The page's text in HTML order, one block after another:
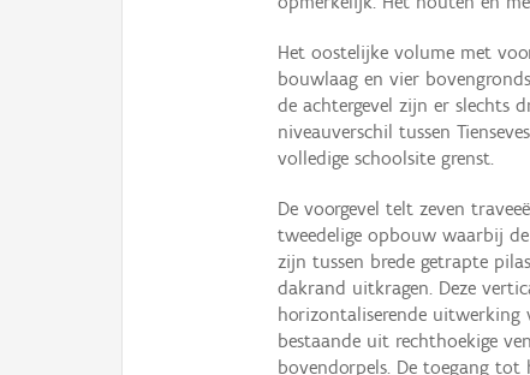
Het oostelijke volume met
bouwlaag en vier
de achtergevel zijn er slechts
niveauverschil tussen
volledige schoolsite grenst.
De voorgevel telt zeven
tweedelige opbouw waarbij
zijn tussen brede getrapte
dakrand uitkragen. Deze
horizontaliserende uitwerking
bestaande uit rechthoekige
bovendorpels. De toegang